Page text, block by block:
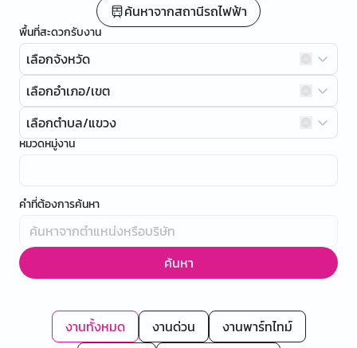
ค้นหาจากสถานีรถไฟฟ้า
พื้นที่สะดวกรับงาน
เลือกจังหวัด
เลือกอำเภอ/เขต
เลือกตำบล/แขวง
หมวดหมู่งาน
คำที่ต้องการค้นหา
ค้นหา
งานทั้งหมด งานด่วน
งานพาร์ทไทม์